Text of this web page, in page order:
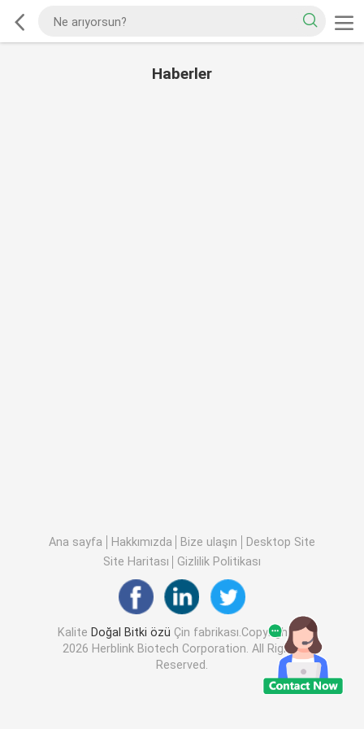
Haberler
Ana sayfa Hakkımızda Bize ulaşın
Desktop Site
Site Haritası
Gizlilik Politikası
Kalite Doğal Bitki özü Çin fabrikası.Copyright ©
2026 Herblink Biotech Corporation. All Rights
Reserved.